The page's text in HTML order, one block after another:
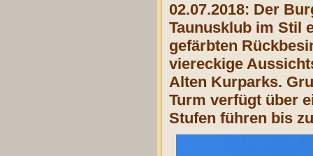
02.07.2018: Der
Taunusklub im Stil
gefärbten
viereckige
Alten Kurparks.
Turm verfügt über
Stufen führen bis